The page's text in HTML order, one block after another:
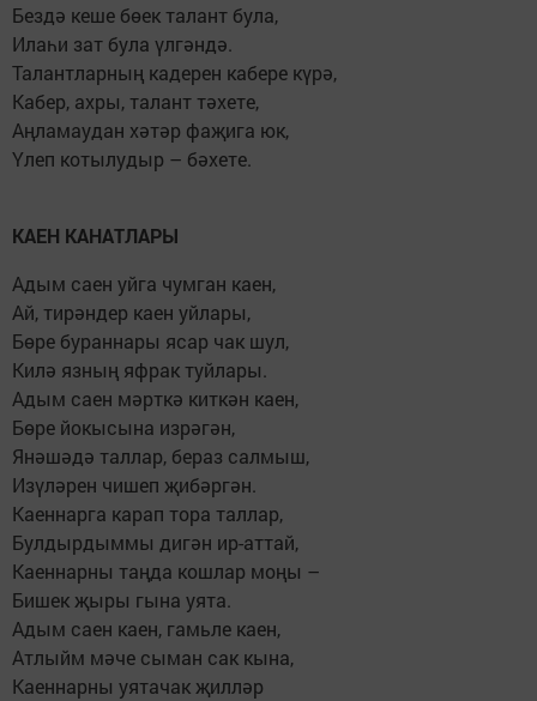
Бездә кеше бөек талант була,
Илаһи зат була үлгәндә.
Талантларның кадерен кабере күрә,
Кабер, ахры, талант тәхете,
Аңламаудан хәтәр фаҗига юк,
Үлеп котылудыр – бәхете.
КАЕН КАНАТЛАРЫ
Адым саен уйга чумган каен,
Ай, тирәндер каен уйлары,
Бөре бураннары ясар чак шул,
Килә язның яфрак туйлары.
Адым саен мәрткә киткән каен,
Бөре йокысына изрәгән,
Янәшәдә таллар, бераз салмыш,
Изүләрен чишеп җибәргән.
Каеннарга карап тора таллар,
Булдырдыммы дигән ир-аттай,
Каеннарны таңда кошлар моңы –
Бишек җыры гына уята.
Адым саен каен, гамьле каен,
Атлыйм мәче сыман сак кына,
Каеннарны уятачак җилләр